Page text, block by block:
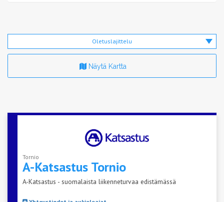
Oletuslajittelu
Näytä Kartta
Tornio
A-Katsastus Tornio
A-Katsastus - suomalaista liikenneturvaa edistämässä